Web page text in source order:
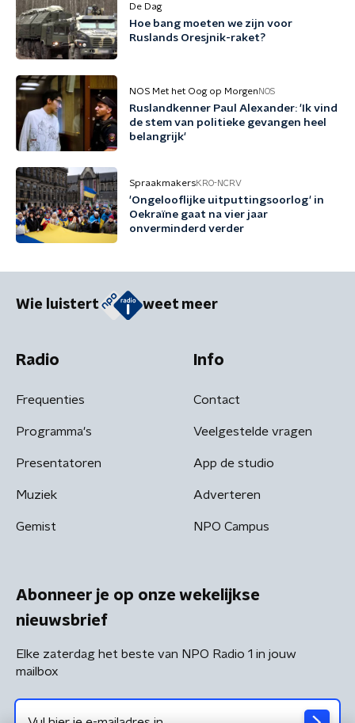
De Dag
Hoe bang moeten we zijn voor
Ruslands Oresjnik-raket?
NOS Met het Oog op Morgen NOS
Ruslandkenner Paul Alexander: 'Ik vind
de stem van politieke gevangen heel
belangrijk'
SpraakmakersKRO-NCRV
'Ongelooflijke uitputtingsoorlog' in
Oekraïne gaat na vier jaar
onverminderd verder
Wie luistert weet meer
Radio
Frequenties
Programma's
Presentatoren
Muziek
Gemist
Info
Contact
Veelgestelde vragen
App de studio
Adverteren
NPO Campus
Abonneer je op onze wekelijkse
nieuwsbrief
Elke zaterdag het beste van NPO Radio 1 in jouw
mailbox